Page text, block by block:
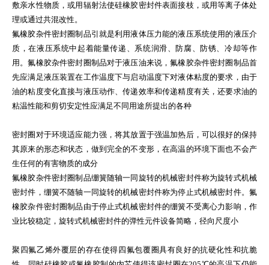
敷亲水性物质，或用辐射法使硅橡胶密封件表面接枝，或用等离子体处
理或通过共混改性。
氟橡胶杂件密封圈制品引就是利用液体压力能的液压系统使用的液压介
质，在液压系统中起着能量传递、系统润滑、防腐、防锈、冷却等作
用。氟橡胶杂件密封圈制品对于液压油来说，氟橡胶杂件密封圈制品首
先应满足液压装置在工作温度下与启动温度下对液体粘度的要求，由于
油的粘度变化直接与液压动作、传递效率和传递精度有关，还要求油的
粘温性能和剪切安定性应满足不同用途所提出的各种
密封圈对于环境适应能力强，将其放置于强温加热后，可以很好的保持
其原来的形态和状态，做到完全的不变形，在高温的环境下面也不会产
生任何的有害物质的成分
氟橡胶杂件密封圈制品绷簧随轴一同旋转的机械密封件称为旋转式机械
密封件，绷簧不随轴一同旋转的机械密封件称为停止式机械密封件。氟
橡胶杂件密封圈制品由于停止式机械密封件的绷簧不受离心力影响，作
业比较稳定，旋转式机械密封件的弹性元件设备简略，径向尺度小
聚四氟乙烯外覆层的存在使得四氟包覆圈具有良好的抗硬化性和抗脆